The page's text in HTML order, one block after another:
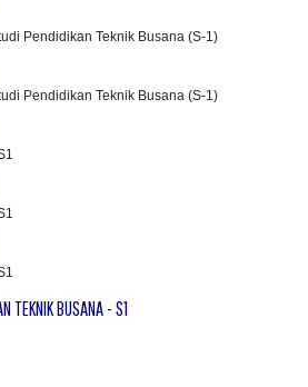
Pendidikan Teknik Busana (S-1)
Pendidikan Teknik Busana (S-1)
TEKNIK BUSANA - S1